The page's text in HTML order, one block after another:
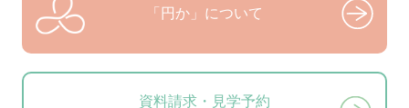
「円か」について
資料請求・見学予約